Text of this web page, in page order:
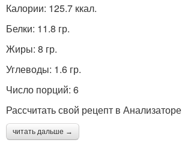
Калории: 125.7 ккал.
Белки: 11.8 гр.
Жиры: 8 гр.
Углеводы: 1.6 гр.
Число порций: 6
Рассчитать свой рецепт в Анализаторе
читать дальше →